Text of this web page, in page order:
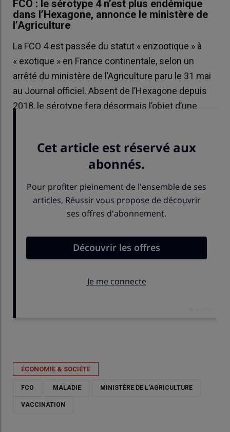
FCO : le sérotype 4 n’est plus endémique
dans l’Hexagone, annonce le ministère de
l’Agriculture
La FCO 4 est passée du statut « enzootique » à
« exotique » en France continentale, selon un
arrêté du ministère de l’Agriculture paru le 31 mai
au Journal officiel. Absent de l’Hexagone depuis
2018, le sérotype fera désormais l’objet d’une
ÉCONOMIE & SOCIÉTÉ
FCO MALADIE MINISTÈRE DE L'AGRICULTURE
VACCINATION